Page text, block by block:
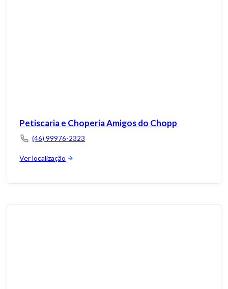
Petiscaria e Choperia Amigos do Chopp
(46) 99976-2323
Ver localização